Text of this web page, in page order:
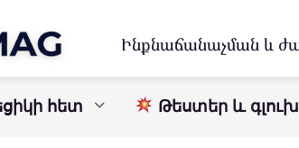
Ինքնաճանաչման և
հետ Թեստեր և